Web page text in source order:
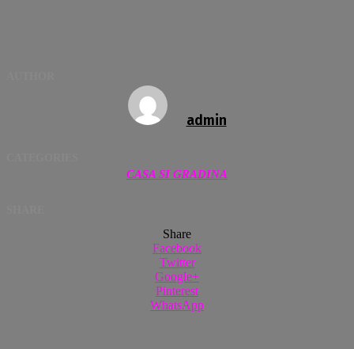
admin
CASA SI GRADINA
Share
Facebook
Twitter
Google+
Pinterest
WhatsApp